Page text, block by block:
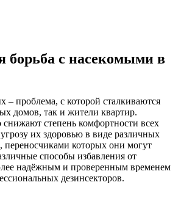
борьба с насекомыми в
– проблема, с которой сталкиваются
домов, так и жители квартир.
снижают степень комфортности всех
их здоровью в виде различных
которых они могут
способы избавления от
надёжным и проверенным временем
дезинсекторов.